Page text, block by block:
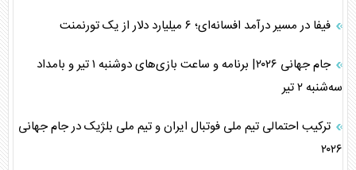
فیفا در مسیر درآمد افسانه‌ای؛ ۶ میلیارد دلار از یک تورنمنت
جام جهانی ۲۰۲۶| برنامه و ساعت بازی‌های دوشنبه ۱ تیر و بامداد
سه‌شنبه ۲ تیر
ترکیب احتمالی تیم ملی فوتبال ایران و تیم ملی بلژیک در جام جهانی
۲۰۲۶